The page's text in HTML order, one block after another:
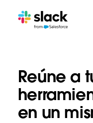
Reúne a
en un